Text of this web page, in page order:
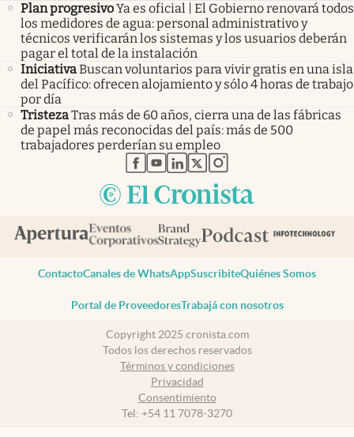
Plan progresivoYa es oficial | El Gobierno renovará todos
los medidores de agua: personal administrativo y
técnicos verificarán los sistemas y los usuarios deberán
pagar el total de la instalación
IniciativaBuscan voluntarios para vivir gratis en una isla
del Pacífico: ofrecen alojamiento y sólo 4 horas de trabajo
por día
TristezaTras más de 60 años, cierra una de las fábricas
de papel más reconocidas del país: más de 500
trabajadores perderían su empleo
abre en nueva pestaña
abre en nueva pestaña
abre en nueva pestaña
abre en nueva pestaña
abre en nueva pestaña
ContactoCanales de WhatsAppSuscribiteQuiénes Somos
Portal de ProveedoresTrabajá con nosotros
Copyright 2025 cronista.com
Todos los derechos reservados
Términos y condiciones
Privacidad
Consentimiento
Tel: +54 11 7078-3270